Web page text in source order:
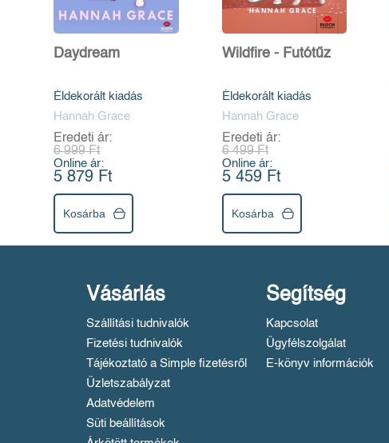
Daydream
Éldekorált kiadás
Hannah Grace
Eredeti ár:
6 999 Ft
Online ár:
5 879 Ft
Kosárba
Wildfire - Futótűz
Éldekorált kiadás
Hannah Grace
Eredeti ár:
6 499 Ft
Online ár:
5 459 Ft
Kosárba
Vásárlás
Szállítási tudnivalók
Fizetési tudnivalók
Tájékoztató a Simple fizetésről
Üzletszabályzat
Adatvédelem
Süti beállítások
Segítség
Kapcsolat
Ügyfélszolgálat
E-könyv információk